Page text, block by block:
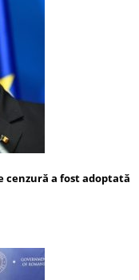
cenzură a fost adoptată